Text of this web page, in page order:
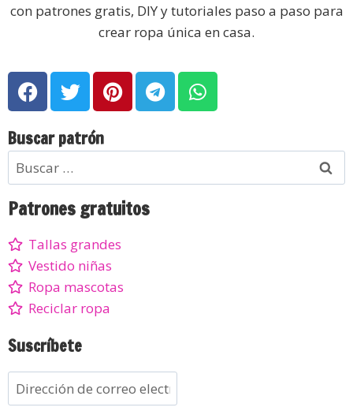
con patrones gratis, DIY y tutoriales paso a paso para
crear ropa única en casa.
Buscar patrón
Patrones gratuitos
Tallas grandes
Vestido niñas
Ropa mascotas
Reciclar ropa
Suscríbete